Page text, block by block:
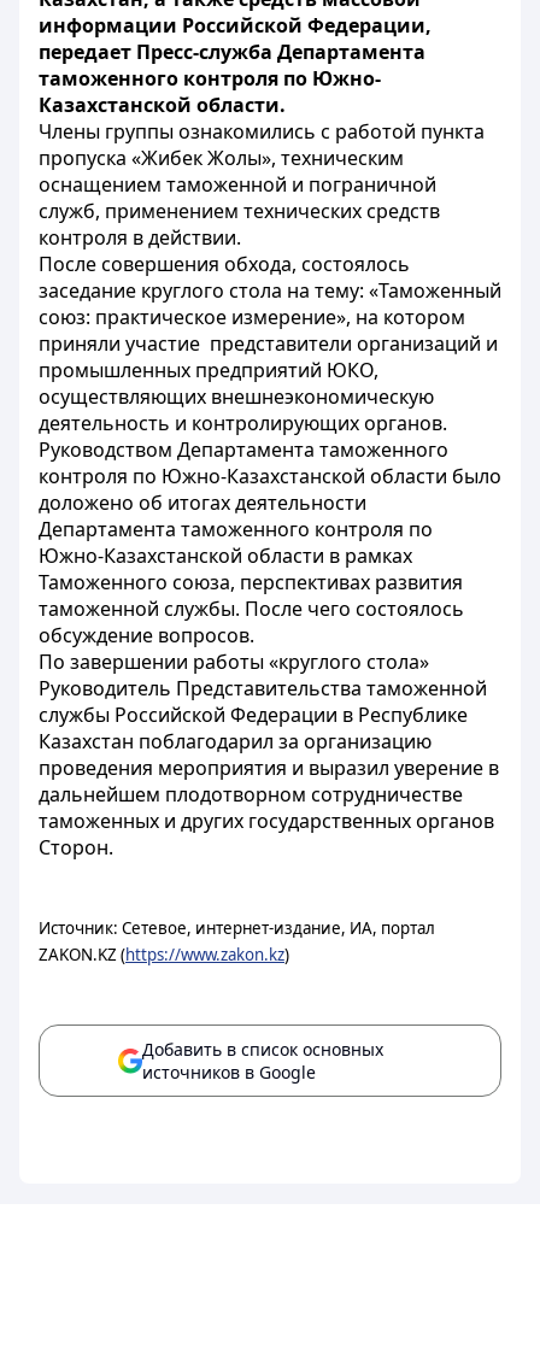
информации Российской Федерации,
передает Пресс-служба Департамента
таможенного контроля по Южно-
Казахстанской области.
Члены группы ознакомились с работой пункта
пропуска «Жибек Жолы», техническим
оснащением таможенной и пограничной
служб, применением технических средств
контроля в действии.
После совершения обхода, состоялось
заседание круглого стола на тему: «Таможенный
союз: практическое измерение», на котором
приняли участие представители организаций и
промышленных предприятий ЮКО,
осуществляющих внешнеэкономическую
деятельность и контролирующих органов.
Руководством Департамента таможенного
контроля по Южно-Казахстанской области было
доложено об итогах деятельности
Департамента таможенного контроля по
Южно-Казахстанской области в рамках
Таможенного союза, перспективах развития
таможенной службы. После чего состоялось
обсуждение вопросов.
По завершении работы «круглого стола»
Руководитель Представительства таможенной
службы Российской Федерации в Республике
Казахстан поблагодарил за организацию
проведения мероприятия и выразил уверение в
дальнейшем плодотворном сотрудничестве
таможенных и других государственных органов
Сторон.
Источник: Сетевое, интернет-издание, ИА, портал
ZAKON.KZ (https://www.zakon.kz)
Добавить в список основных
источников в Google